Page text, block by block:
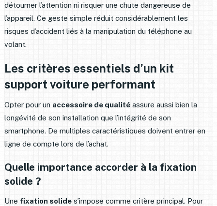
détourner l’attention ni risquer une chute dangereuse de
l’appareil. Ce geste simple réduit considérablement les
risques d’accident liés à la manipulation du téléphone au
volant.
Les critères essentiels d’un kit
support voiture performant
Opter pour un accessoire de qualitéassure aussi bien la
longévité de son installation que l’intégrité de son
smartphone. De multiples caractéristiques doivent entrer en
ligne de compte lors de l’achat.
Quelle importance accorder à la fixation
solide ?
Une fixation solides’impose comme critère principal. Pour